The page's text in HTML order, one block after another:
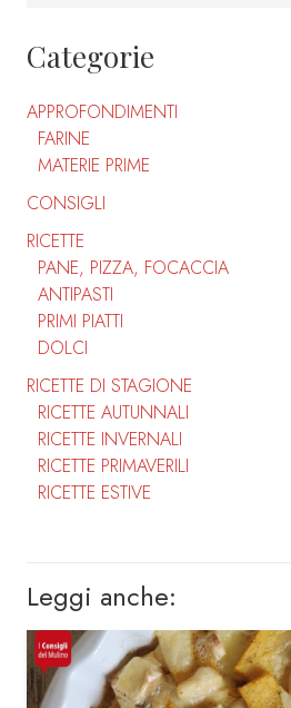
Categorie
APPROFONDIMENTI
FARINE
MATERIE PRIME
CONSIGLI
RICETTE
PANE, PIZZA, FOCACCIA
ANTIPASTI
PRIMI PIATTI
DOLCI
RICETTE DI STAGIONE
RICETTE AUTUNNALI
RICETTE INVERNALI
RICETTE PRIMAVERILI
RICETTE ESTIVE
Leggi anche: